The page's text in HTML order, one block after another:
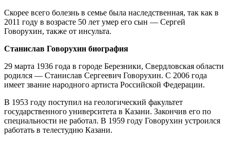
Скорее всего болезнь в семье была наследственная, так как в
2011 году в возрасте 50 лет умер его сын — Сергей
Говорухин, также от инсульта.
Станислав Говорухин биография
29 марта 1936 года в городе Березники, Свердловская области
родился — Станислав Сергеевич Говорухин. С 2006 года
имеет звание народного артиста Российской Федерации.
В 1953 году поступил на геологический факультет
государственного университета в Казани. Закончив его по
специальности не работал. В 1959 году Говорухин устроился
работать в телестудию Казани.